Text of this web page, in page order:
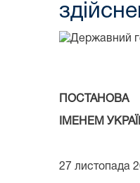
ПОСТАНОВА
ІМЕНЕМ
27 листопада